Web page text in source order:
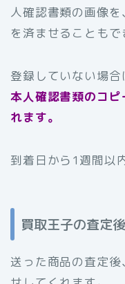
人確認書類の画像
を済ませることもで
登録していない場合
本人確認書類のコ
れます。
到着日から1週間以
買取王子の査定
送った商品の査定